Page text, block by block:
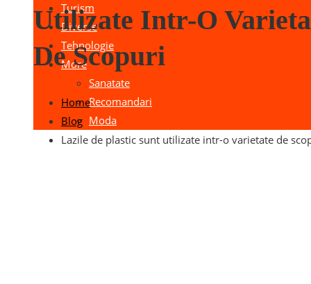
Turism
Diverse
Tehnologie
More
Sanatate
Recomandari
Moda
Utilizate Intr-O
De Scopuri
Home
Blog
Lazile de plastic sunt utilizate intr-o varietate de